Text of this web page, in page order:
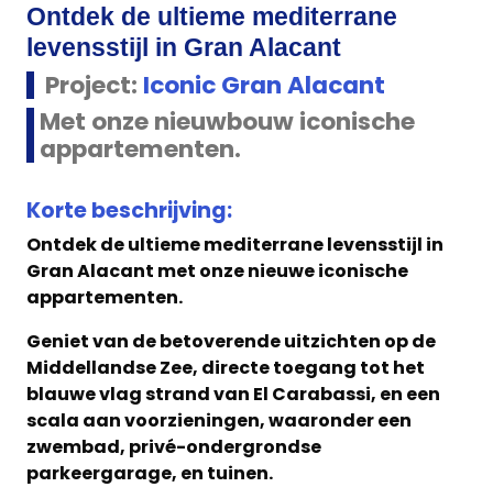
Ontdek de ultieme mediterrane
levensstijl in Gran Alacant
Project: Iconic Gran Alacant
Met onze nieuwbouw iconische
appartementen.
Korte beschrijving:
Ontdek de ultieme mediterrane levensstijl in
Gran Alacant met onze nieuwe iconische
appartementen.
Geniet van de betoverende uitzichten op de
Middellandse Zee, directe toegang tot het
blauwe vlag strand van El Carabassi, en een
scala aan voorzieningen, waaronder een
zwembad, privé-ondergrondse
parkeergarage, en tuinen.